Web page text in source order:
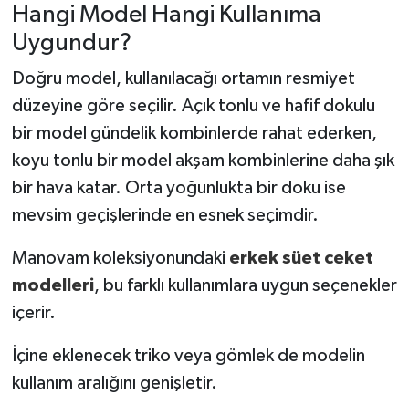
Hangi Model Hangi Kullanıma
Uygundur?
Doğru model, kullanılacağı ortamın resmiyet
düzeyine göre seçilir. Açık tonlu ve hafif dokulu
bir model gündelik kombinlerde rahat ederken,
koyu tonlu bir model akşam kombinlerine daha şık
bir hava katar. Orta yoğunlukta bir doku ise
mevsim geçişlerinde en esnek seçimdir.
Manovam koleksiyonundaki erkek süet ceket
modelleri, bu farklı kullanımlara uygun seçenekler
içerir.
İçine eklenecek triko veya gömlek de modelin
kullanım aralığını genişletir.